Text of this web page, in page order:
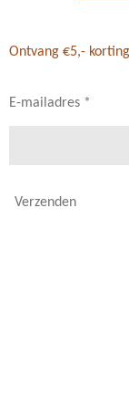
Ontvang €5,-
E-mailadres *
Verzenden